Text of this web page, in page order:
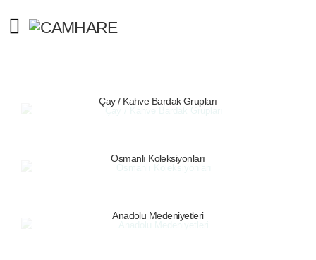
Çay / Kahve Bardak Grupları
Osmanlı Koleksiyonları
Anadolu Medeniyetleri